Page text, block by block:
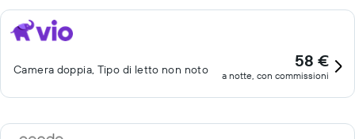
Camera doppia, Tipo di letto non noto 58 €
a notte, con commissioni